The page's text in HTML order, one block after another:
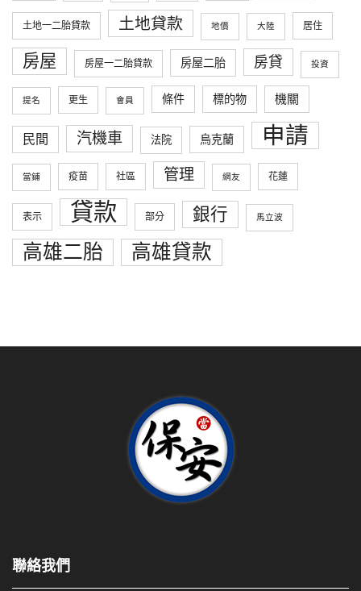
土地一二胎貸款 土地貸款 地價 大陸 居住
房屋 房屋一二胎貸款 房屋二胎 房貸 投資
提名 更生 會員 條件 標的物 機關
民間 汽機車 法院 烏克蘭 申請
當鋪 疫苗 社區 管理 網友 花蓮
表示 貸款 部分 銀行 馬立波
高雄二胎 高雄貸款
聯絡我們